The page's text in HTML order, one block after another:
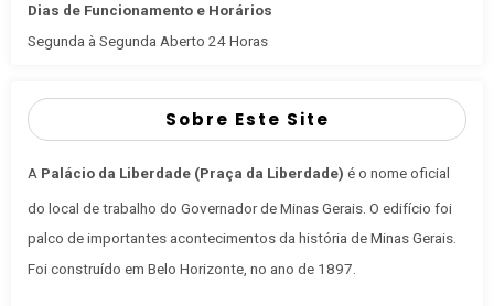
Dias de Funcionamento e Horários
Segunda à Segunda Aberto 24 Horas
Sobre Este Site
A Palácio da Liberdade (Praça da Liberdade) é o nome oficial
do local de trabalho do Governador de Minas Gerais . O edifício foi
palco de importantes acontecimentos da história de Minas Gerais.
Foi construído em Belo Horizonte, no ano de 1897.